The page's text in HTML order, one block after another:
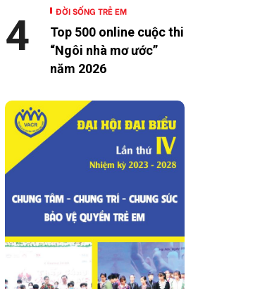
ĐỜI SỐNG TRẺ EM
Top 500 online cuộc thi
“Ngôi nhà mơ ước”
năm 2026
4